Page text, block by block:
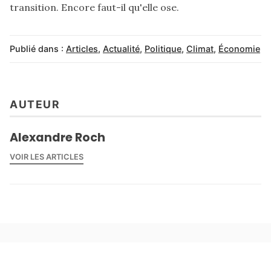
transition. Encore faut-il qu'elle ose.
Publié dans : Articles, Actualité, Politique, Climat, Économie
AUTEUR
Alexandre Roch
VOIR LES ARTICLES